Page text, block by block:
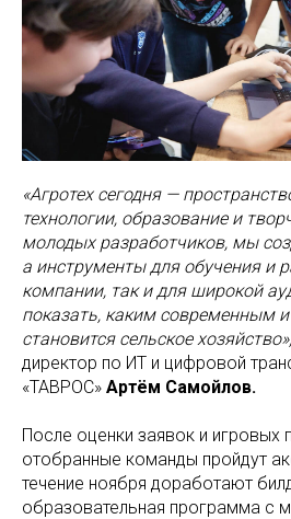
«Агротех сегодня —
технологии, образование и
молодых разработчиков, мы
а инструменты для обучения и
компании, так и для широкой
показать, каким современным
становится сельское хозяйство»,
директор по ИТ и цифровой
«ТАВРОС» Артём Самойлов.
После оценки заявок и игровых
отобранные команды пройдут
течение ноября доработают
образовательная программа с